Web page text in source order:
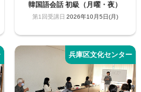
韓国語会話 初級（月曜・夜）
2026年10月5日(月)